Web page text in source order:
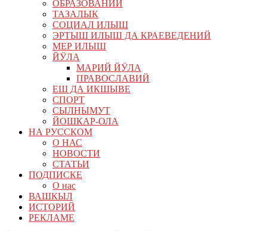
ОБРАЗОВАНИЙ
ТАЗАЛЫК
СОЦИАЛ ИЛЫШ
ЭРТЫШ ИЛЫШ ДА КРАЕВЕДЕНИЙ
МЕР ИЛЫШ
ЙӰЛА
МАРИЙ ЙӰЛА
ПРАВОСЛАВИЙ
ЕШ ДА ИКШЫВЕ
СПОРТ
СЫЛНЫМУТ
ЙОШКАР-ОЛА
НА РУССКОМ
О НАС
НОВОСТИ
СТАТЬИ
ПОДПИСКЕ
О нас
ВАШКЫЛ
ИСТОРИЙ
РЕКЛАМЕ